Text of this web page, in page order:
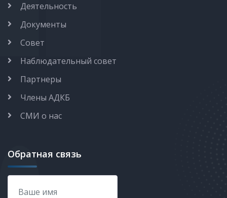
Деятельность
Документы
Совет
Наблюдательный совет
Партнеры
Члены АДКБ
СМИ о нас
Обратная связь